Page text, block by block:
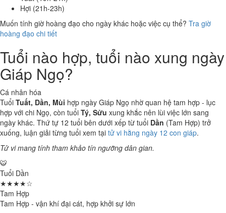
Hợi (21h-23h)
Muốn tính giờ hoàng đạo cho ngày khác hoặc việc cụ thể? Tra giờ
hoàng đạo chi tiết
Tuổi nào hợp, tuổi nào xung ngày
Giáp Ngọ?
Cá nhân hóa
Tuổi Tuất, Dần, Mùi hợp ngày Giáp Ngọ nhờ quan hệ tam hợp - lục
hợp với chi Ngọ, còn tuổi Tý, Sửu xung khắc nên lùi việc lớn sang
ngày khác. Thứ tự 12 tuổi bên dưới xếp từ tuổi Dần (Tam Hợp) trở
xuống, luận giải từng tuổi xem tại tử vi hằng ngày 12 con giáp.
Tử vi mang tính tham khảo tín ngưỡng dân gian.
🐯
Tuổi Dần
★★★★☆
Tam Hợp
Tam Hợp - vận khí đại cát, hợp khởi sự lớn